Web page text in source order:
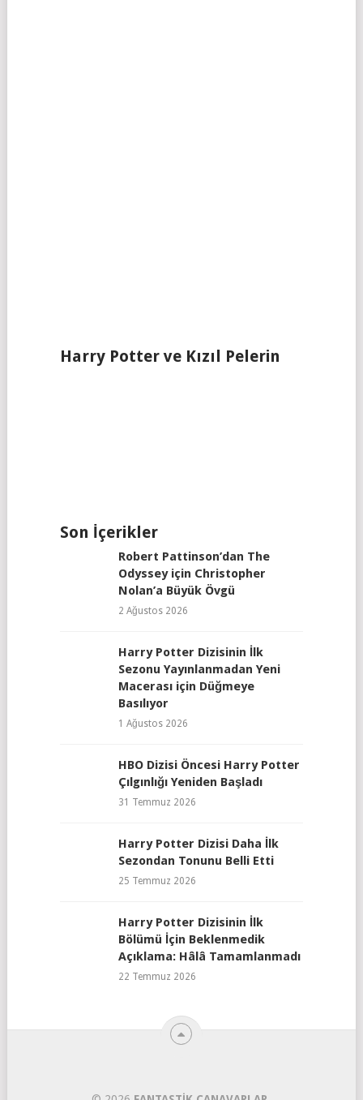
Harry Potter ve Kızıl Pelerin
Son İçerikler
Robert Pattinson’dan The
Odyssey için Christopher
Nolan’a Büyük Övgü
2 Ağustos 2026
Harry Potter Dizisinin İlk
Sezonu Yayınlanmadan Yeni
Macerası için Düğmeye
Basılıyor
1 Ağustos 2026
HBO Dizisi Öncesi Harry Potter
Çılgınlığı Yeniden Başladı
31 Temmuz 2026
Harry Potter Dizisi Daha İlk
Sezondan Tonunu Belli Etti
25 Temmuz 2026
Harry Potter Dizisinin İlk
Bölümü İçin Beklenmedik
Açıklama: Hâlâ Tamamlanmadı
22 Temmuz 2026